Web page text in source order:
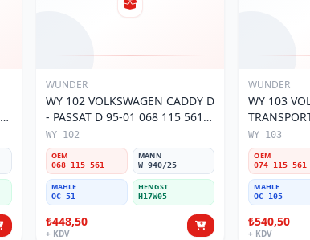
WUNDER
WY 102 VOLKSWAGEN CADDY D
- PASSAT D 95-01 068 115 561
Yağ Filtresi
WY 102
OEM
068 115 561
MANN
W 940/25
MAHLE
OC 51
HENGST
H17W05
₺448,50
+ KDV
WUNDER
WY 103
MOTOR
Filtresi
WY 103
OEM
074 115 561
MAHLE
OC 105
₺540,50
+ KDV